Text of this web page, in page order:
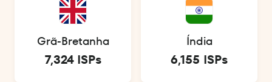
Grã-Bretanha
7,324 ISPs
Índia
6,155 ISPs